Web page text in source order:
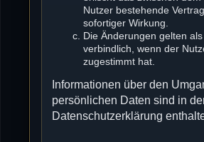
Nutzer bestehende
sofortiger Wirkung.
Die Änderungen gelten
verbindlich, wenn der
zugestimmt hat.
Informationen über den
persönlichen Daten sind in
Datenschutzerklärung